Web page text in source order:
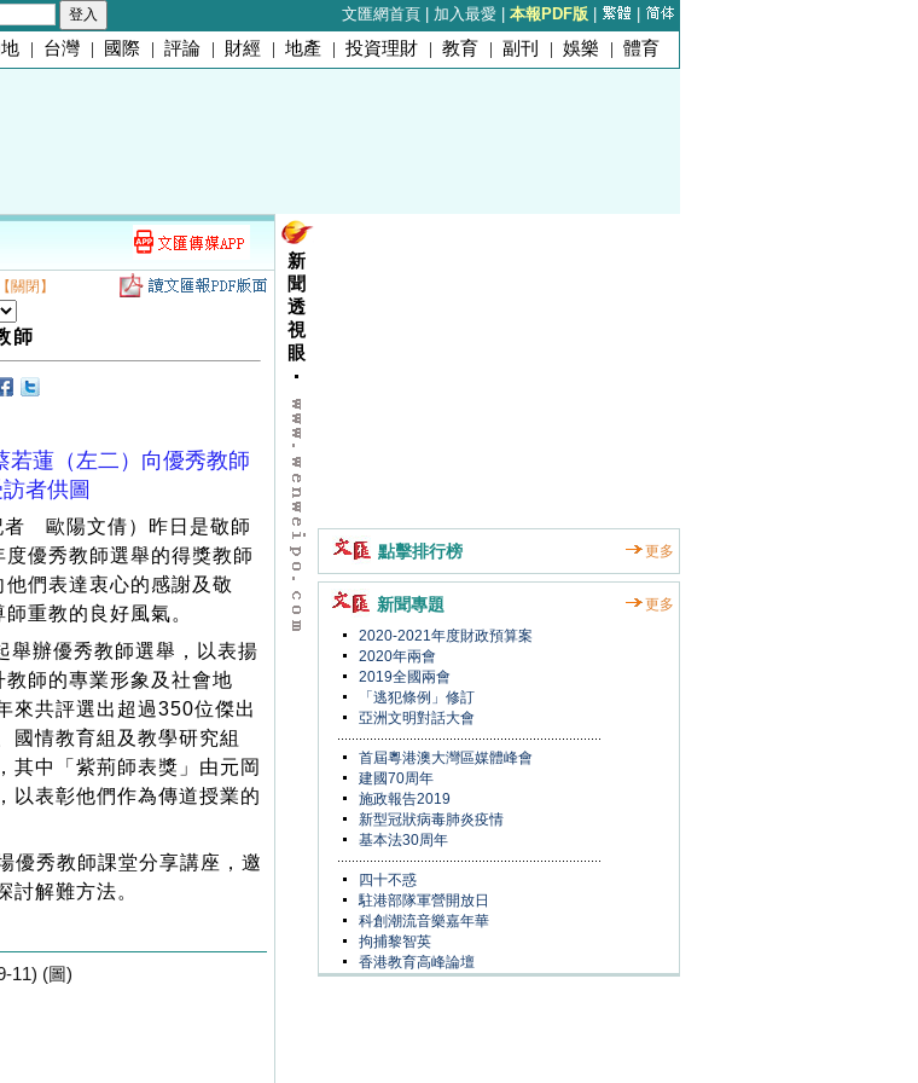
文匯網首頁 加入最愛 本報PDF版
| 台灣 | 國際 | 評論 | 財經 | 地產 | 投資理財 | 教育 | 副刊 | 娛樂 | 體育
【關閉】
師
若蓮（左二）向優秀教師
者供圖
者 歐陽文倩）昨日是敬師
度優秀教師選舉的得獎教師
們表達衷心的感謝及敬
重教的良好風氣。
舉辦優秀教師選舉，以表揚
師的專業形象及社會地
來共評選出超過350位傑出
國情教育組及教學研究組
其中「紫荊師表獎」由元岡
以表彰他們作為傳道授業的
優秀教師課堂分享講座，邀
討解難方法。
11) (圖)
新
聞
透
視
眼
點擊排行榜 更多
新聞專題
更多
2020-2021年度財政預算案
2020年兩會
2019全國兩會
「逃犯條例」修訂
亞洲文明對話大會
首屆粵港澳大灣區媒體峰會
建國70周年
施政報告2019
新型冠狀病毒肺炎疫情
基本法30周年
四十不惑
駐港部隊軍營開放日
科創潮流音樂嘉年華
拘捕黎智英
香港教育高峰論壇